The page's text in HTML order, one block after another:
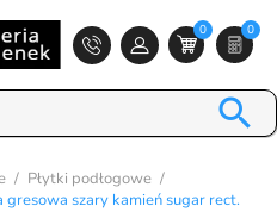
0 0

Płytki podłogowe
szary kamień sugar rect.